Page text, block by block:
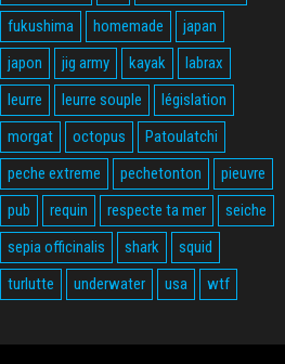
fukushima
homemade
japan
japon
jig army kayak
labrax
leurre
leurre souple
législation
morgat
octopus
Patoulatchi
peche extreme
pechetonton
pieuvre
pub
requin respecte ta mer
seiche
sepia officinalis
shark
squid
turlutte
underwater usa wtf